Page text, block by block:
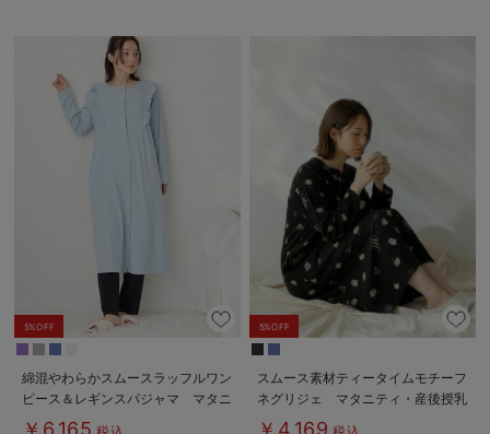
5%OFF
綿混やわらかスムースラッフルワン
ピース＆レギンスパジャマ マタニ
ティ・授乳パジャマ【出産後も長く
￥6,165
5%OFF
スムース素材ティータイムモチーフ
ネグリジェ マタニティ・産後授乳
服【出産後も長く使える】
￥4,169